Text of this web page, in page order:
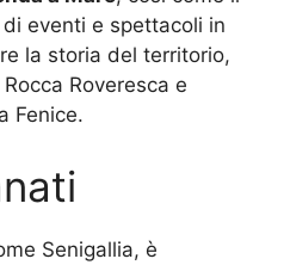
eventi e spettacoli in
la storia del territorio,
Roveresca e
Fenice.
Senigallia, è